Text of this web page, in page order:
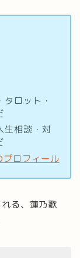
ロット・
生相談・対
プロフィール
る、蓮乃歌